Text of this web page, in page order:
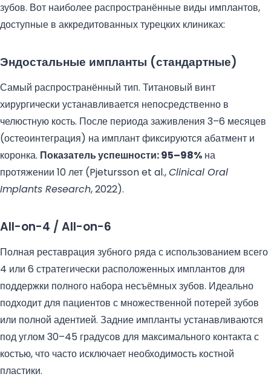
зубов. Вот наиболее распространённые виды имплантов,
доступные в аккредитованных турецких клиниках:
Эндостальные импланты (стандартные)
Самый распространённый тип. Титановый винт
хирургически устанавливается непосредственно в
челюстную кость. После периода заживления 3–6 месяцев
(остеоинтеграция) на имплант фиксируются абатмент и
коронка. Показатель успешности: 95–98% на
протяжении 10 лет (Pjetursson et al.,Clinical Oral
Implants Research, 2022).
All-on-4 / All-on-6
Полная реставрация зубного ряда с использованием всего
4 или 6 стратегически расположенных имплантов для
поддержки полного набора несъёмных зубов. Идеально
подходит для пациентов с множественной потерей зубов
или полной адентией. Задние импланты устанавливаются
под углом 30–45 градусов для максимального контакта с
костью, что часто исключает необходимость костной
пластики.